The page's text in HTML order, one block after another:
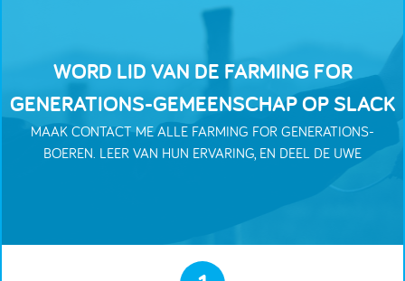
WORD LID VAN DE FARMING FOR
GENERATIONS-GEMEENSCHAP OP SLACK
MAAK CONTACT ME ALLE FARMING FOR GENERATIONS-
BOEREN. LEER VAN HUN ERVARING, EN DEEL DE UWE